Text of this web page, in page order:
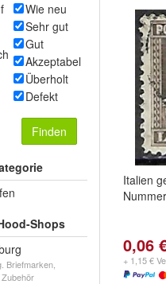
Wie neu
Sehr gut
Gut
Akzeptabel
Überholt
Defekt
Finden
Shops
Briefmarken,
Italien
0,06
+ 1,15 €